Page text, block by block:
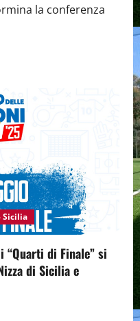
la conferenza
Sicilia
di Finale” si
di Sicilia e